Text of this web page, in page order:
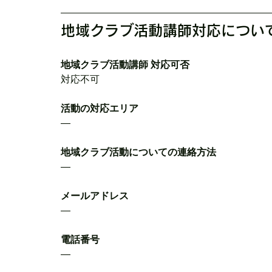
地域クラブ活動講師対応につい
地域クラブ活動講師 対応可否
対応不可
活動の対応エリア
―
地域クラブ活動についての連絡方法
―
メールアドレス
―
電話番号
―